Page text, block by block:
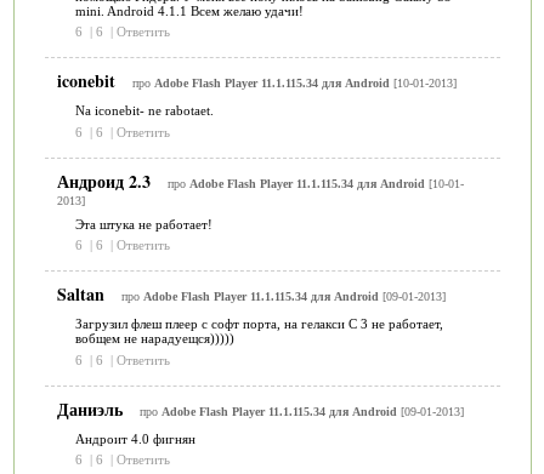
mini. Android 4.1.1 Всем желаю удачи!
6
| 6 | Ответить
iconebit про Adobe Flash Player 11.1.115.34 для Android [10-01-2013]
Na iconebit- ne rabotaet.
6
| 6 | Ответить
Андроид 2.3 про Adobe Flash Player 11.1.115.34 для Android [10-01-
2013]
Эта штука не работает!
6
| 6 | Ответить
Saltan про Adobe Flash Player 11.1.115.34 для Android [09-01-2013]
Загрузил флеш плеер с софт порта, на гелакси С 3 не работает,
вобщем не нарадуещся)))))
6
| 6 | Ответить
Даниэль про Adobe Flash Player 11.1.115.34 для Android [09-01-2013]
Андроит 4.0 фигнян
6
| 6 | Ответить